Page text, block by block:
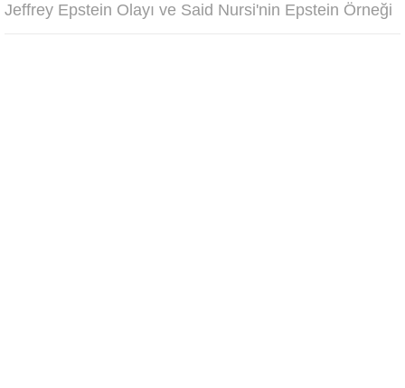
Jeffrey Epstein Olayı ve Said Nursi'nin Epstein Örneği